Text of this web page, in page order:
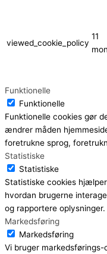
viewed_cookie_policy
11
Funktionelle
Funktionelle
Funktionelle cookies gør
ændrer måden
foretrukne sprog,
Statistiske
Statistiske
Statistiske cookies
hvordan brugerne
og rapportere oplysninger.
Markedsføring
Markedsføring
Vi bruger